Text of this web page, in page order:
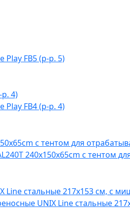
FB5 (р-р. 5)
FB4 (р-р. 4)
240x150x65cm с тентом
UNIX Line стальные